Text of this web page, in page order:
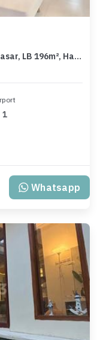
Hunian Mewah di Kawasan Sanur, Denpasar, LB 196m², Harga 5,4 Miliar
1
Whatsapp